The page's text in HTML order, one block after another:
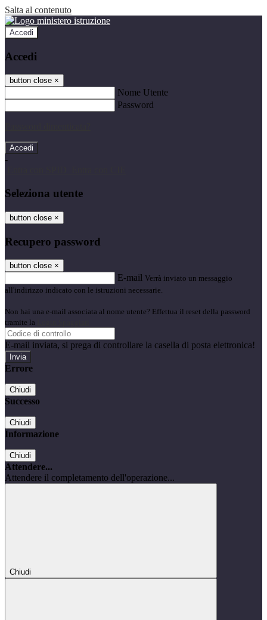
Salta al contenuto
Accedi
Accedi
button close ×
Nome Utente
Password
-
Seleziona utente
button close ×
Recupero password
button close ×
E-mail Verrà inviato un messaggio
all'indirizzo indicato con le istruzioni necessarie.
Non hai una e-mail associata al nome utente? Effettua il reset della password
tramite la
E-mail inviata, si prega di controllare la casella di posta elettronica!
Errore
Chiudi
Successo
Chiudi
Informazione
Chiudi
Attendere...
Attendere il completamento dell'operazione...
Chiudi